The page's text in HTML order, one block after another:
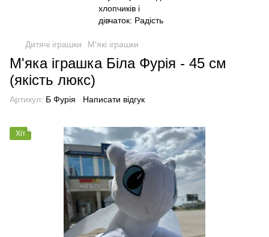
Дитячі іграшки М'які іграшки
М'яка іграшка Біла Фурія - 45 см
(якість люкс)
Артикул: Б Фурія Написати відгук
Хіт